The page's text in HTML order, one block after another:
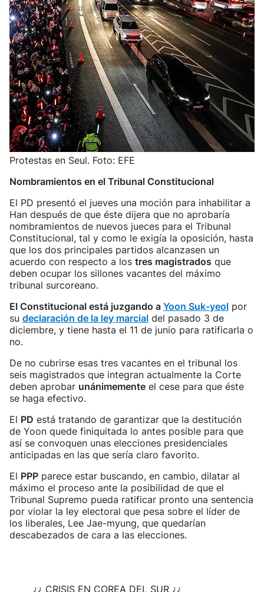
Protestas en Seul. Foto: EFE
Nombramientos en el Tribunal Constitucional
El PD presentó el jueves una moción para inhabilitar a
Han después de que éste dijera que no aprobaría
nombramientos de nuevos jueces para el Tribunal
Constitucional, tal y como le exigía la oposición, hasta
que los dos principales partidos alcanzasen un
acuerdo con respecto a los tres magistrados que
deben ocupar los sillones vacantes del máximo
tribunal surcoreano.
El Constitucional está juzgando a Yoon Suk-yeol por
su declaración de la ley marcial del pasado 3 de
diciembre, y tiene hasta el 11 de junio para ratificarla o
no.
De no cubrirse esas tres vacantes en el tribunal los
seis magistrados que integran actualmente la Corte
deben aprobar unánimemente el cese para que éste
se haga efectivo.
El PD está tratando de garantizar que la destitución
de Yoon quede finiquitada lo antes posible para que
así se convoquen unas elecciones presidenciales
anticipadas en las que sería claro favorito.
El PPP parece estar buscando, en cambio, dilatar al
máximo el proceso ante la posibilidad de que el
Tribunal Supremo pueda ratificar pronto una sentencia
por violar la ley electoral que pesa sobre el líder de
los liberales, Lee Jae-myung, que quedarían
descabezados de cara a las elecciones.
¿¿ CRISIS EN COREA DEL SUR ¿¿